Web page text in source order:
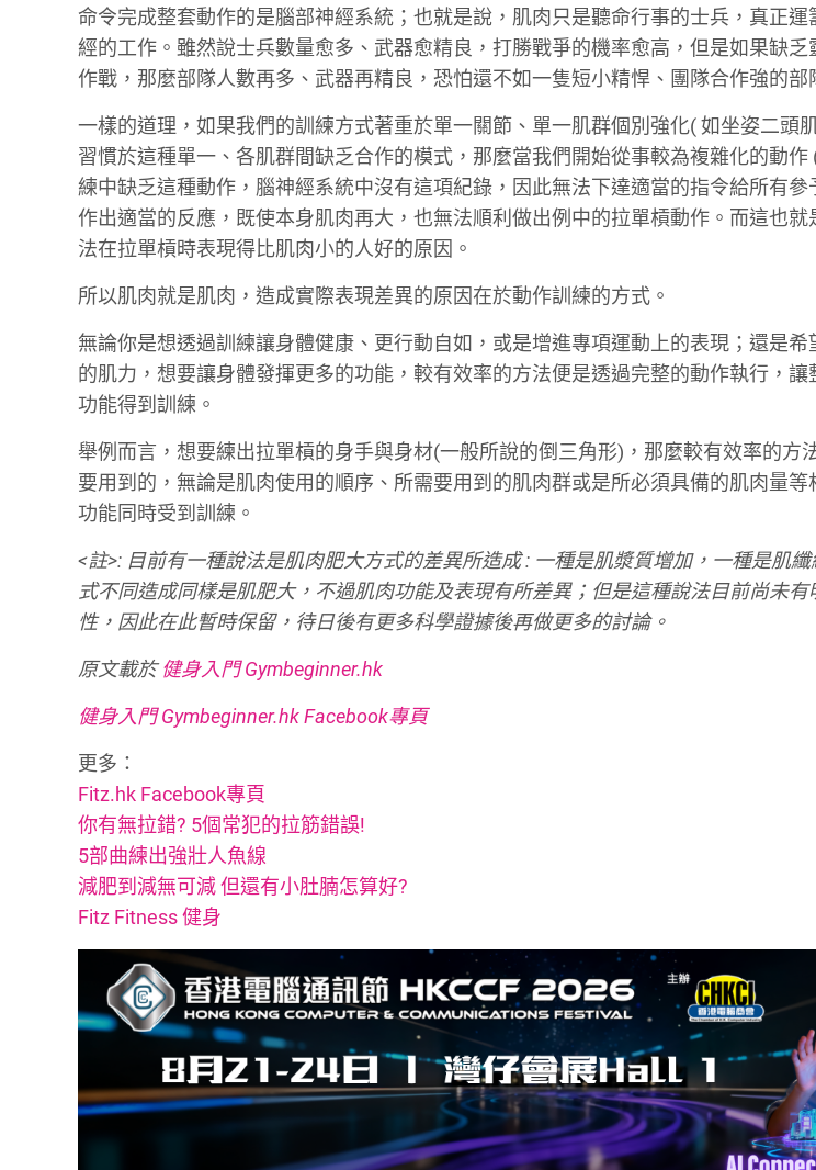
命令完成整套動作的是腦部神經系統；也就是說，肌肉只是聽命行事的士兵，真正
經的工作。雖然說士兵數量愈多、武器愈精良，打勝戰爭的機率愈高，但是如果缺
作戰，那麼部隊人數再多、武器再精良，恐怕還不如一隻短小精悍、團隊合作強的部
一樣的道理，如果我們的訓練方式著重於單一關節、單一肌群個別強化( 如坐姿二頭
習慣於這種單一、各肌群間缺乏合作的模式，那麼當我們開始從事較為複雜化的動作
練中缺乏這種動作，腦神經系統中沒有這項紀錄，因此無法下達適當的指令給所有
作出適當的反應，既使本身肌肉再大，也無法順利做出例中的拉單槓動作。而這也
法在拉單槓時表現得比肌肉小的人好的原因。
所以肌肉就是肌肉，造成實際表現差異的原因在於動作訓練的方式。
無論你是想透過訓練讓身體健康、更行動自如，或是增進專項運動上的表現；還是
的肌力，想要讓身體發揮更多的功能，較有效率的方法便是透過完整的動作執行，
功能得到訓練。
舉例而言，想要練出拉單槓的身手與身材(一般所說的倒三角形)，那麼較有效率的方
要用到的，無論是肌肉使用的順序、所需要用到的肌肉群或是所必須具備的肌肉量
功能同時受到訓練。
<註>: 目前有一種說法是肌肉肥大方式的差異所造成 : 一種是肌漿質增加，一種是肌
式不同造成同樣是肌肥大，不過肌肉功能及表現有所差異；但是這種說法目前尚未
性，因此在此暫時保留，待日後有更多科學證據後再做更多的討論。
原文載於健身入門 Gymbeginner.hk
健身入門 Gymbeginner.hk Facebook專頁
更多：
Fitz.hk Facebook專頁
你有無拉錯? 5個常犯的拉筋錯誤!
5部曲練出強壯人魚線
減肥到減無可減 但還有小肚腩怎算好?
Fitz Fitness 健身